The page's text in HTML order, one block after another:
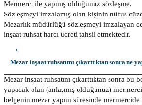
Mermerci ile yapmış olduğunuz sözleşme.
Sözleşmeyi imzalamış olan kişinin nüfus
Mezarlık müdürlüğü sözleşmeyi imzalayan
inşaat ruhsat harcı ücreti tahsil etmektedir.
Mezar inşaat ruhsatımı çıkarttıktan sonra ne
Mezar inşaat ruhsatını çıkarttıktan sonra bu
yapacak olan (anlaşmış olduğunuz)
belgenin mezar yapım süresinde